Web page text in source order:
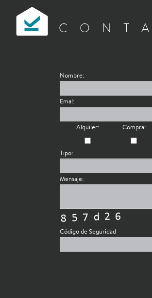
Nombre:
Emal:
Alquiler: Compra:
Tipo:
Mensaje:
Código de Seguridad